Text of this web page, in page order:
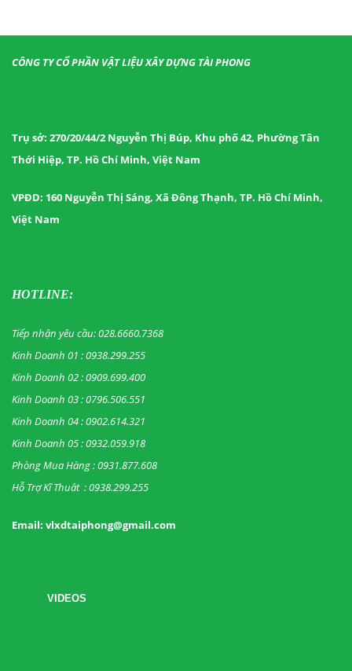
CÔNG TY CỔ PHẦN VẬT LIỆU XÂY DỰNG TÀI PHONG
Trụ sở: 270/20/44/2 Nguyễn Thị Búp, Khu phố 42, Phường Tân
Thới Hiệp, TP. Hồ Chí Minh, Việt Nam
VPĐD: 160 Nguyễn Thị Sáng, Xã Đông Thạnh, TP. Hồ Chí Minh,
Việt Nam
HOTLINE:
Tiếp nhận yêu cầu: 028.6660.7368
Kinh Doanh 01 : 0938.299.255
Kinh Doanh 02 : 0909.699.400
Kinh Doanh 03 : 0796.506.551
Kinh Doanh 04 : 0902.614.321
Kinh Doanh 05 : 0932.059.918
Phòng Mua Hàng : 0931.877.608
Hỗ Trợ Kĩ Thuât : 0938.299.255
Email: vlxdtaiphong@gmail.com
VIDEOS